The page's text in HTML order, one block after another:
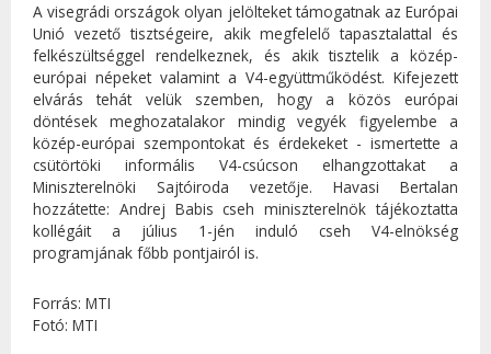
A visegrádi országok olyan jelölteket támogatnak az Európai
Unió vezető tisztségeire, akik megfelelő tapasztalattal és
felkészültséggel rendelkeznek, és akik tisztelik a közép-
európai népeket valamint a V4-együttműködést. Kifejezett
elvárás tehát velük szemben, hogy a közös európai
döntések meghozatalakor mindig vegyék figyelembe a
közép-európai szempontokat és érdekeket - ismertette a
csütörtöki informális V4-csúcson elhangzottakat a
Miniszterelnöki Sajtóiroda vezetője. Havasi Bertalan
hozzátette: Andrej Babis cseh miniszterelnök tájékoztatta
kollégáit a július 1-jén induló cseh V4-elnökség
programjának főbb pontjairól is.
Forrás: MTI
Fotó: MTI